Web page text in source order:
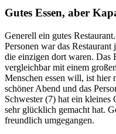
Gutes Essen, aber
Generell ein gutes
Personen war das
die einzigen dort waren. Das
vergleichbar mit einem
Menschen essen will, ist hier
schöner Abend und das
Schwester (7) hat ein kleines
sehr glücklich gemacht hat.
freundlich umgegangen.